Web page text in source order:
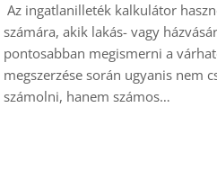
Az ingatlanilleték kalkulátor
számára, akik lakás- vagy
pontosabban megismerni a
megszerzése során ugyanis nem
számolni, hanem számos…